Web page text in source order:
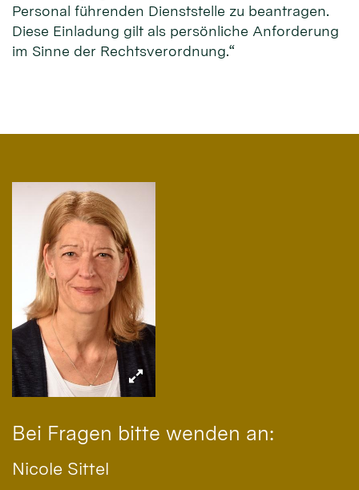
Personal führenden Dienststelle zu beantragen.
Diese Einladung gilt als persönliche Anforderung
im Sinne der Rechtsverordnung.“
Bei Fragen bitte wenden an:
Nicole Sittel